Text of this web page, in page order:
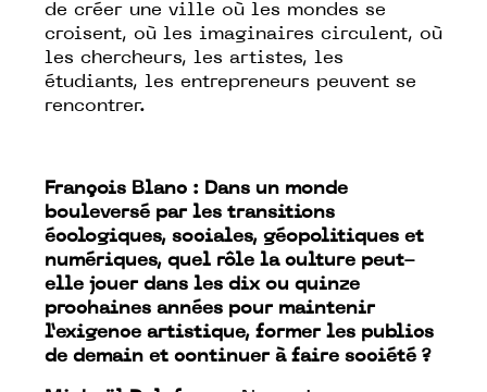
de créer une ville où les mondes se
croisent, où les imaginaires circulent, où
les chercheurs, les artistes, les
étudiants, les entrepreneurs peuvent se
rencontrer.
François Blanc : Dans un monde
bouleversé par les transitions
écologiques, sociales, géopolitiques et
numériques, quel rôle la culture peut-
elle jouer dans les dix ou quinze
prochaines années pour maintenir
l’exigence artistique, former les publics
de demain et continuer à faire société ?